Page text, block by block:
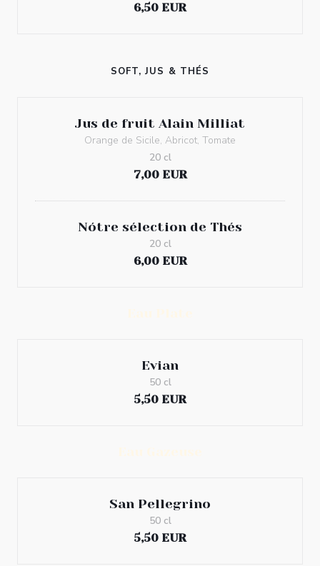
6,50 EUR
SOFT, JUS & THÉS
Jus de fruit Alain Milliat
Orange de Sicile, Abricot, Tomate
7,00 EUR
20 cl
Nótre sélection de Thés
6,00 EUR
20 cl
Evian
5,50 EUR
50 cl
San Pellegrino
5,50 EUR
50 cl